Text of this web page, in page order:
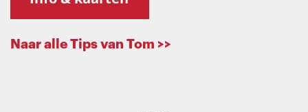
Naar alle Tips van Tom >>